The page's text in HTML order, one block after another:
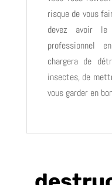
risque de vous
devez avoir
professionnel
chargera de
insectes, de
vous garder en